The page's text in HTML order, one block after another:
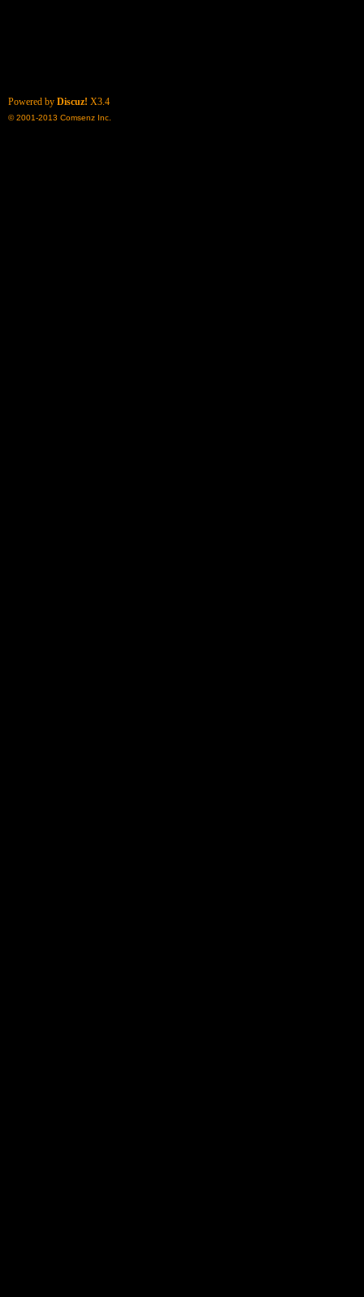
Powered by Discuz! X3.4
© 2001-2013 Comsenz Inc.